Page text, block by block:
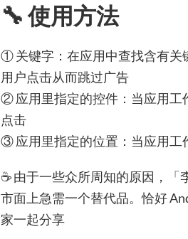
🔧 使用方法
① 关键字：在应用中查找含有关
用户点击从而跳过广告
② 应用里指定的控件：当应用工
点击
③ 应用里指定的位置：当应用工
☕️ 由于一些众所周知的原因，「
市面上急需一个替代品。恰好
家一起分享